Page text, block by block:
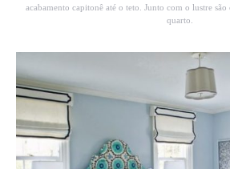
acabamento capitonê até o teto. Junto com o lustre são
quarto.